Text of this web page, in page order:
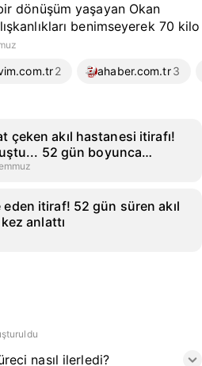
dönüşüm yaşayan Okan
benimseyerek 70 kilo
2 ahaber.com.tr3
çeken akıl hastanesi itirafı!
52 gün boyunca…
itiraf! 52 gün süren akıl
anlattı
nasıl ilerledi?